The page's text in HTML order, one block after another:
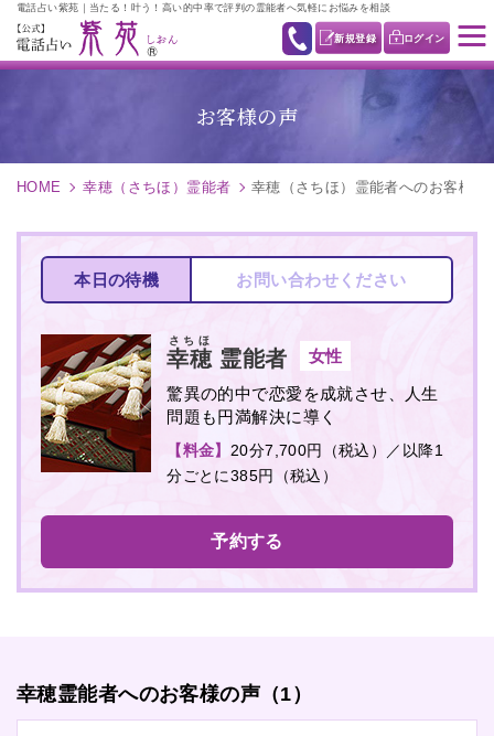
電話占い紫苑｜当たる！叶う！高い的中率で評判の霊能者へ気軽にお悩みを相談
新規登録 ログイン
お客様の声
HOME 幸穂（さちほ）霊能者 幸穂（さちほ）霊能者へのお客様の
本日の待機 お問い合わせください
幸穂
さちほ
霊能者 女性
驚異の的中で恋愛を成就させ、人生
問題も円満解決に導く
【料金】 20分7,700円（税込）／以降1
分ごとに385円（税込）
予約する
幸穂霊能者へのお客様の声（1）